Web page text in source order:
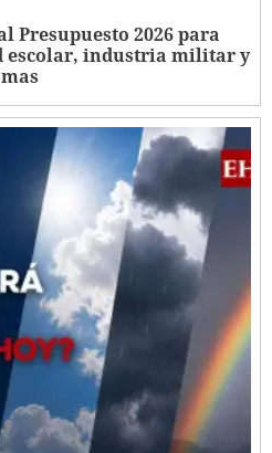
Presupuesto 2026 para
escolar, industria militar y